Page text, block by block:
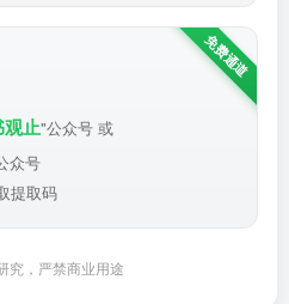
止"公众号 或
众号
提取码
究，严禁商业用途